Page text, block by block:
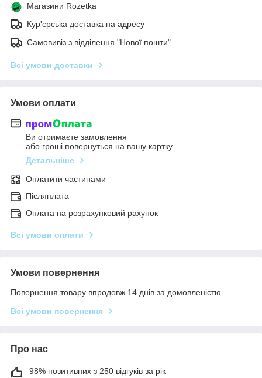
Магазини Rozetka
Кур'єрська доставка на адресу
Самовивіз з відділення "Нової пошти"
Всі умови доставки
Умови оплати
Ви отримаєте замовлення
або гроші повернуться на вашу картку
Детальніше
Оплатити частинами
Післяплата
Оплата на розрахунковий рахунок
Всі умови оплати
Умови повернення
Повернення товару впродовж 14 днів за домовленістю
Всі умови повернення
Про нас
98% позитивних з 250 відгуків за рік